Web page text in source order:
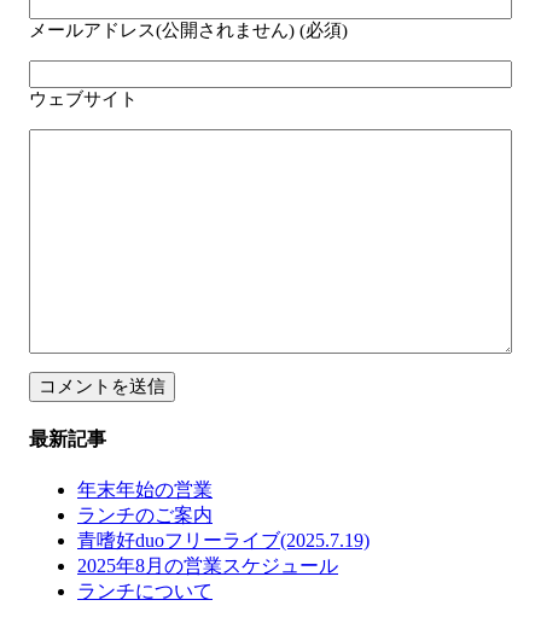
メールアドレス(公開されません) (必須)
ウェブサイト
最新記事
年末年始の営業
ランチのご案内
青嗜好duoフリーライブ(2025.7.19)
2025年8月の営業スケジュール
ランチについて